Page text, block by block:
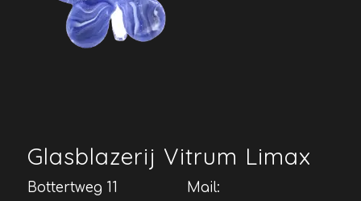
Glasblazerij Vitrum Limax
Bottertweg 11 Mail: